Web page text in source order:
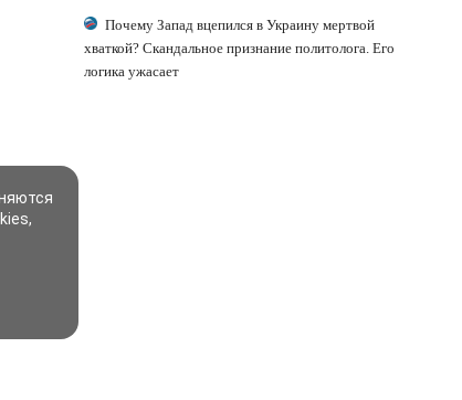
Почему Запад вцепился в Украину мертвой
хваткой? Скандальное признание политолога. Его
логика ужасает